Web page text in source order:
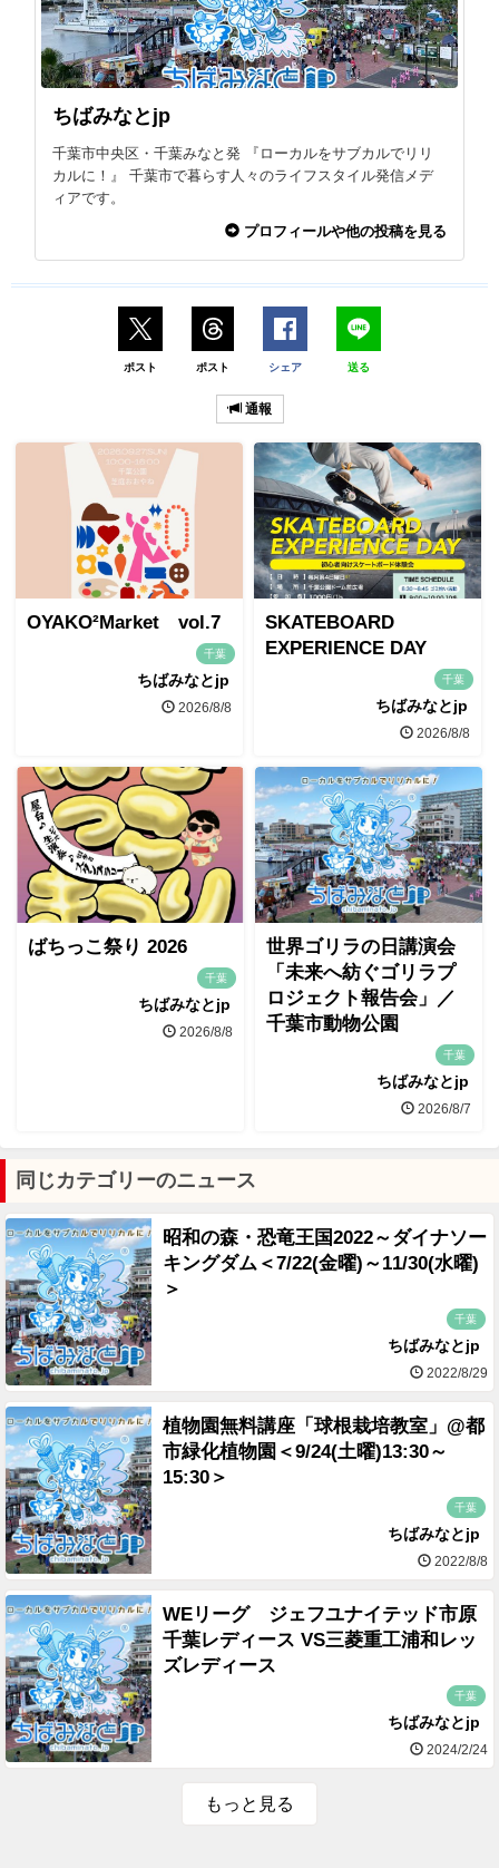
ちばみなとjp
千葉市中央区・千葉みなと発 『ローカルをサブカルでリリ
カルに！』 千葉市で暮らす人々のライフスタイル発信メデ
ィアです。
プロフィールや他の投稿を見る
ポスト ポスト シェア 送る
通報
OYAKO²Market vol.7
千葉
ちばみなとjp
2026/8/8
SKATEBOARD
EXPERIENCE DAY
千葉
ちばみなとjp
2026/8/8
ばちっこ祭り 2026
千葉
ちばみなとjp
2026/8/8
世界ゴリラの日講演会
「未来へ紡ぐゴリラプ
ロジェクト報告会」／
千葉市動物公園
千葉
ちばみなとjp
2026/8/7
同じカテゴリーのニュース
昭和の森・恐竜王国2022～ダイナソー
キングダム＜7/22(金曜)～11/30(水曜)
＞
千葉
ちばみなとjp
2022/8/29
植物園無料講座「球根栽培教室」@都
市緑化植物園＜9/24(土曜)13:30～
15:30＞
千葉
ちばみなとjp
2022/8/8
WEリーグ ジェフユナイテッド市原
千葉レディース VS三菱重工浦和レッ
ズレディース
千葉
ちばみなとjp
2024/2/24
もっと見る